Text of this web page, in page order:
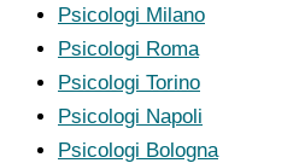
Psicologi Milano
Psicologi Roma
Psicologi Torino
Psicologi Napoli
Psicologi Bologna